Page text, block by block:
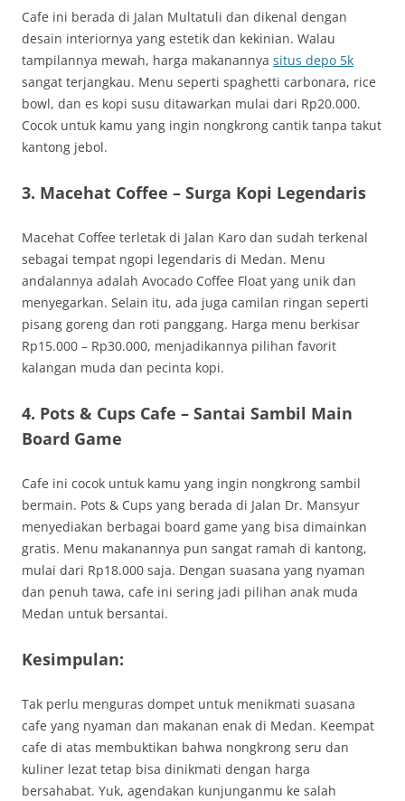
Cafe ini berada di Jalan Multatuli dan dikenal dengan
desain interiornya yang estetik dan kekinian. Walau
tampilannya mewah, harga makanannya situs depo 5k
sangat terjangkau. Menu seperti spaghetti carbonara, rice
bowl, dan es kopi susu ditawarkan mulai dari Rp20.000.
Cocok untuk kamu yang ingin nongkrong cantik tanpa takut
kantong jebol.
3. Macehat Coffee – Surga Kopi Legendaris
Macehat Coffee terletak di Jalan Karo dan sudah terkenal
sebagai tempat ngopi legendaris di Medan. Menu
andalannya adalah Avocado Coffee Float yang unik dan
menyegarkan. Selain itu, ada juga camilan ringan seperti
pisang goreng dan roti panggang. Harga menu berkisar
Rp15.000 – Rp30.000, menjadikannya pilihan favorit
kalangan muda dan pecinta kopi.
4. Pots & Cups Cafe – Santai Sambil Main
Board Game
Cafe ini cocok untuk kamu yang ingin nongkrong sambil
bermain. Pots & Cups yang berada di Jalan Dr. Mansyur
menyediakan berbagai board game yang bisa dimainkan
gratis. Menu makanannya pun sangat ramah di kantong,
mulai dari Rp18.000 saja. Dengan suasana yang nyaman
dan penuh tawa, cafe ini sering jadi pilihan anak muda
Medan untuk bersantai.
Kesimpulan:
Tak perlu menguras dompet untuk menikmati suasana
cafe yang nyaman dan makanan enak di Medan. Keempat
cafe di atas membuktikan bahwa nongkrong seru dan
kuliner lezat tetap bisa dinikmati dengan harga
bersahabat. Yuk, agendakan kunjunganmu ke salah